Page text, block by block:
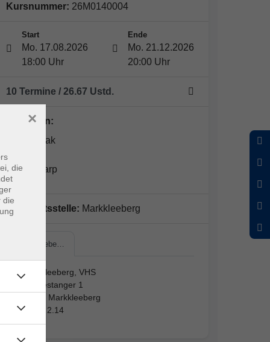
Kursnummer: 26M0140004
Start
Mo. 17.08.2026
18:00 Uhr
Ende
Mo. 21.12.2026
20:00 Uhr
10 Termine / 26.67 Ustd.
Dozent*in:
Falko Haak
Tobias Karp
Geschäftsstelle: Markkleeberg
Markkleebe…
Markkleeberg, VHS
Am Festanger 1
04416 Markkleeberg
Raum 2.14
die
die
×